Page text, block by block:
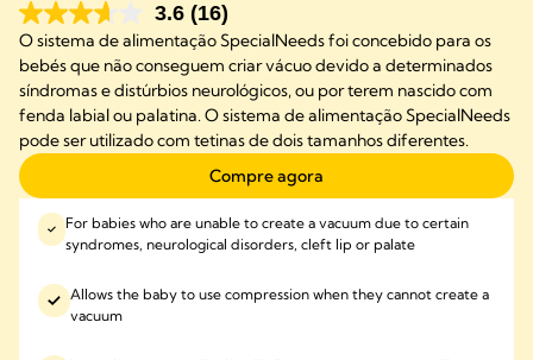
3.6 (16)
O sistema de alimentação SpecialNeeds foi concebido para os
bebés que não conseguem criar vácuo devido a determinados
síndromas e distúrbios neurológicos, ou por terem nascido com
fenda labial ou palatina. O sistema de alimentação SpecialNeeds
pode ser utilizado com tetinas de dois tamanhos diferentes.
Compre agora
For babies who are unable to create a vacuum due to certain
syndromes, neurological disorders, cleft lip or palate
Allows the baby to use compression when they cannot create a
vacuum